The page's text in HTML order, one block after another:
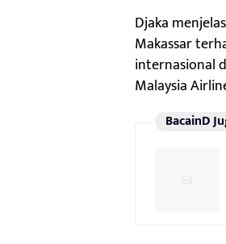
Djaka
Makassar
internasional
Malaysia
BacainD